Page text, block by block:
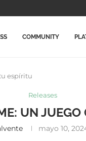
COMMUNITY
espíritu
Releases
UN
mayo 10,